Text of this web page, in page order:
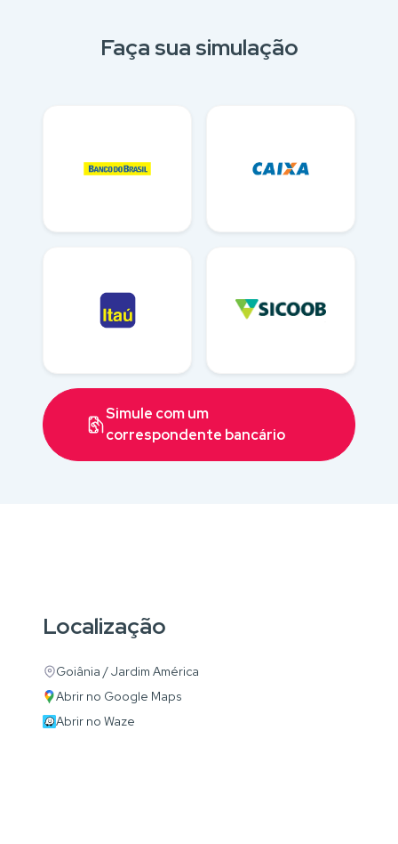
Faça sua simulação
Simule com um
correspondente bancário
Localização
Goiânia / Jardim América
Abrir no Google Maps
Abrir no Waze